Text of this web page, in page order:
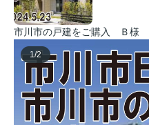
市川市の戸建をご購入 Ｂ様
1/2